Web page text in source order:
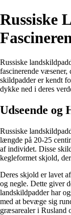
Russiske
Russiske
fascinerende væsener,
skildpadder er kendt
dykke ned i deres
Udseende og
Russiske
længde på 20-25
af individet. Disse
kegleformet skjold,
Deres skjold er lavet
og negle. Dette giver
landskildpadder har
med at bevæge sig
græsarealer i Rusland